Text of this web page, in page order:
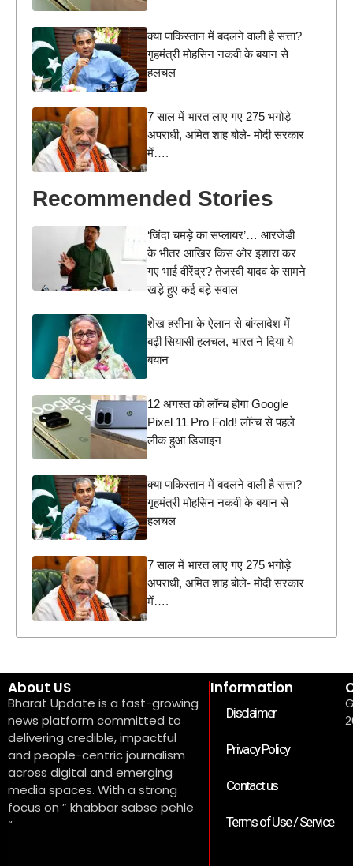
क्या पाकिस्तान में बदलने वाली है सत्ता?
गृहमंत्री मोहसिन नकवी के बयान से
हलचल
7 साल में भारत लाए गए 275 भगोड़े
अपराधी, अमित शाह बोले- मोदी सरकार
में….
Recommended Stories
‘जिंदा चमड़े का सप्लायर’… आरजेडी
के भीतर आखिर किस ओर इशारा कर
गए भाई वीरेंद्र? तेजस्वी यादव के सामने
खड़े हुए कई बड़े सवाल
शेख हसीना के ऐलान से बांग्लादेश में
बढ़ी सियासी हलचल, भारत ने दिया ये
बयान
12 अगस्त को लॉन्च होगा Google
Pixel 11 Pro Fold! लॉन्च से पहले
लीक हुआ डिजाइन
क्या पाकिस्तान में बदलने वाली है सत्ता?
गृहमंत्री मोहसिन नकवी के बयान से
हलचल
7 साल में भारत लाए गए 275 भगोड़े
अपराधी, अमित शाह बोले- मोदी सरकार
में….
About US
Bharat Update is a fast-growing
news platform committed to
delivering credible, impactful
and people-centric journalism
across digital and emerging
media spaces. With a strong
focus on ” khabbar sabse pehle
“
Information
Disclaimer
Privacy Policy
Contact us
Terms of Use / Service